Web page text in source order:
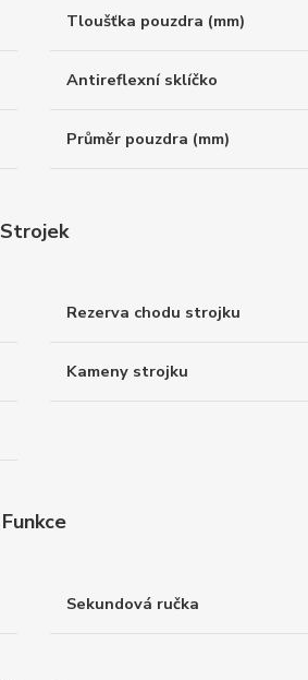
Tloušťka pouzdra (mm)
Antireflexní sklíčko
Průměr pouzdra (mm)
Strojek
Rezerva chodu strojku
Kameny strojku
Funkce
Sekundová ručka